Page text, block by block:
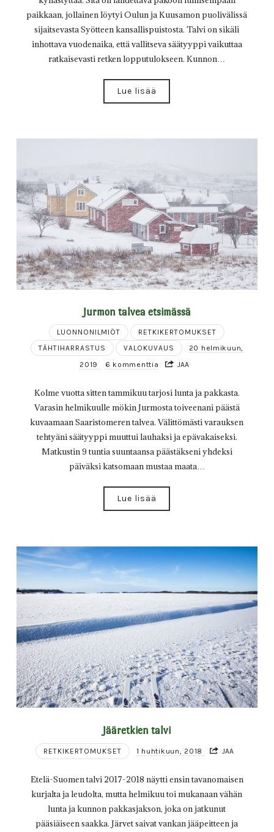
paikkaan, jollainen löytyi Oulun ja Kuusamon puolivälissä
sijaitsevasta Syötteen kansallispuistosta. Talvi on sikäli
inhottava vuodenaika, että vallitseva säätyyppi vaikuttaa
ratkaisevasti retken lopputulokseen. Kunnon…
Lue lisää
Jurmon talvea etsimässä
LUONNONILMIÖT
RETKIKERTOMUKSET
TÄHTIHARRASTUS
VALOKUVAUS
20 helmikuun,
2019
6 kommenttia JAA
Kolme vuotta sitten tammikuu tarjosi lunta ja pakkasta.
Varasin helmikuulle mökin Jurmosta toiveenani päästä
kuvaamaan Saaristomeren talvea. Välittömästi varauksen
tehtyäni säätyyppi muuttui lauhaksi ja epävakaiseksi.
Matkustin 9 tuntia suuntaansa päästäkseni yhdeksi
päiväksi katsomaan mustaa maata…
Lue lisää
Jääretkien talvi
RETKIKERTOMUKSET 1 huhtikuun, 2018 JAA
Etelä-Suomen talvi 2017-2018 näytti ensin tavanomaisen
kurjalta ja leudolta, mutta helmikuu toi mukanaan vähän
lunta ja kunnon pakkasjakson, joka on jatkunut
pääsiäiseen saakka. Järvet saivat vankan jääpeitteen ja